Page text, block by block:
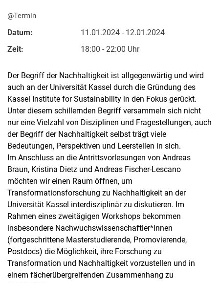
@Termin
Datum:
11.01.2024 - 12.01.2024
Zeit:
18:00 - 22:00 Uhr
Der Begriff der Nachhaltigkeit ist allgegenwärtig und wird
auch an der Universität Kassel durch die Gründung des
Kassel Institute for Sustainability in den Fokus gerückt.
Unter diesem schillernden Begriff versammeln sich nicht
nur eine Vielzahl von Disziplinen und Fragestellungen, auch
der Begriff der Nachhaltigkeit selbst trägt viele
Bedeutungen, Perspektiven und Leerstellen in sich.
Im Anschluss an die Antrittsvorlesungen von Andreas
Braun, Kristina Dietz und Andreas Fischer-Lescano
möchten wir einen Raum öffnen, um
Transformationsforschung zu Nachhaltigkeit an der
Universität Kassel interdisziplinär zu diskutieren. Im
Rahmen eines zweitägigen Workshops bekommen
insbesondere Nachwuchswissenschaftler*innen
(fortgeschrittene Masterstudierende, Promovierende,
Postdocs) die Möglichkeit, ihre Forschung zu
Transformation und Nachhaltigkeit vorzustellen und in
einem fächerübergreifenden Zusammenhang zu